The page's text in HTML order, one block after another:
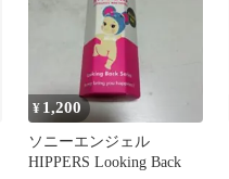
¥ 1,200
ソニーエンジェル
HIPPERS Looking Back